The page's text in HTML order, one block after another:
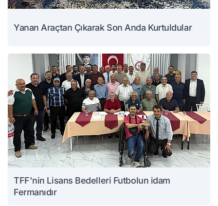
Yanan Araçtan Çıkarak Son Anda Kurtuldular
TFF'nin Lisans Bedelleri Futbolun idam
Fermanıdır